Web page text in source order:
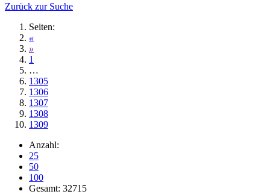
Zurück zur Suche
Seiten:
«
»
1
…
1305
1306
1307
1308
1309
Anzahl:
25
50
100
Gesamt: 32715